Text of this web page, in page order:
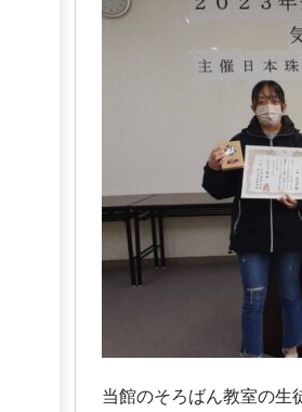
当館のそろばん教室の生